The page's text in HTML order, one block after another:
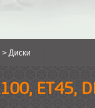
> Диски
ET45,